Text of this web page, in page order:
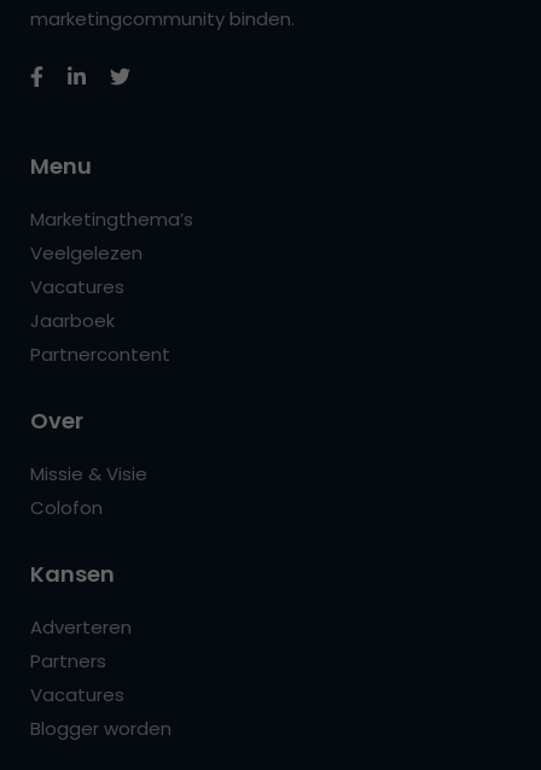
marketingcommunity binden.
Menu
Marketingthema’s
Veelgelezen
Vacatures
Jaarboek
Partnercontent
Over
Missie & Visie
Colofon
Kansen
Adverteren
Partners
Vacatures
Blogger worden